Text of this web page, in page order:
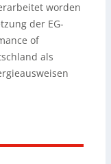
worden
der EG-
of
als